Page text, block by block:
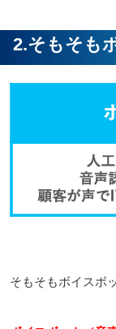
2.そもそも
そもそもボイスボ